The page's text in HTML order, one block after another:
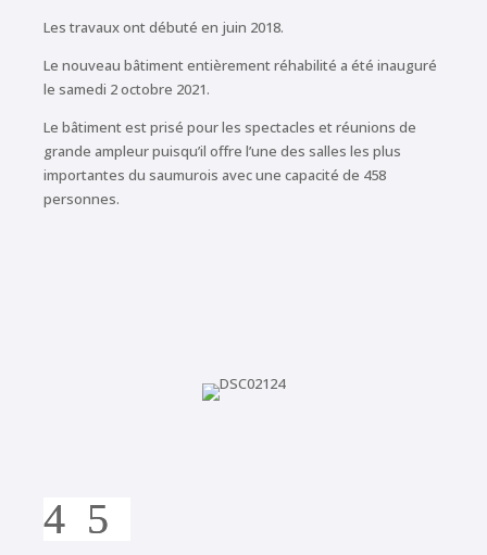
Les travaux ont débuté en juin 2018.
Le nouveau bâtiment entièrement réhabilité a été inauguré
le samedi 2 octobre 2021.
Le bâtiment est prisé pour les spectacles et réunions de
grande ampleur puisqu’il offre l’une des salles les plus
importantes du saumurois avec une capacité de 458
personnes.